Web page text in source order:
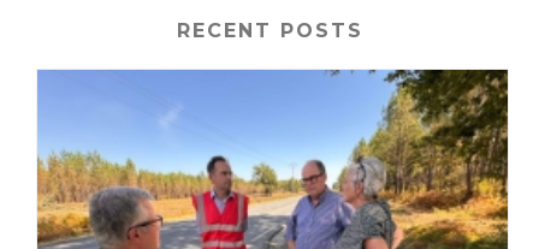
RECENT POSTS